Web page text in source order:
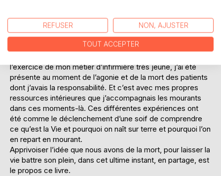
imminente, le décès à mes côtés d’une petite fille
hospitalisée, et l’arrivée dans la maison familiale d’Amis
Pieds Noirs cherchant asile me firent basculer dans «
l’exercice de mon métier d’infirmière très jeune, j’ai été
présente au moment de l’agonie et de la mort des patients
dont j’avais la responsabilité. Et c’est avec mes propres
ressources intérieures que j’accompagnais les mourants
dans ces moments-là. Ces différentes expériences ont
été comme le déclenchement d’une soif de comprendre
ce qu’est la Vie et pourquoi on naît sur terre et pourquoi l’on
en repart en mourant.
Apprivoiser l’idée que nous avons de la mort, pour laisser la
vie battre son plein, dans cet ultime instant, en partage, est
le propos ce livre.
REFUSER NON, AJUSTER
TOUT ACCEPTER